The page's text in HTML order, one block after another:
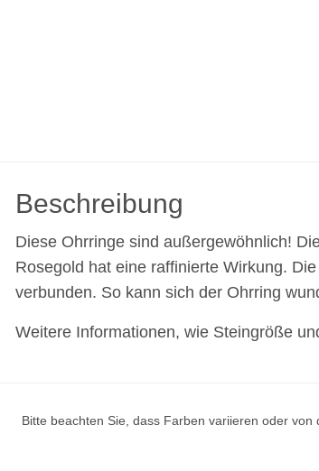
Beschreibung
Diese Ohrringe sind außergewöhnlich!
Rosegold hat eine raffinierte Wirkung.
verbunden. So kann sich der Ohrring
Weitere Informationen, wie Steingröße
Bitte beachten Sie, dass Farben variieren oder von